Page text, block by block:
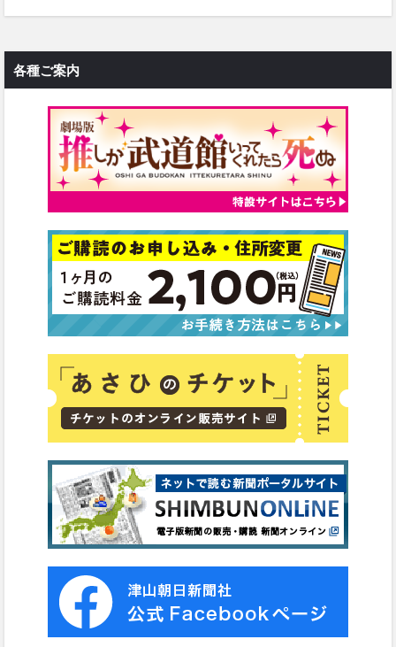
各種ご案内